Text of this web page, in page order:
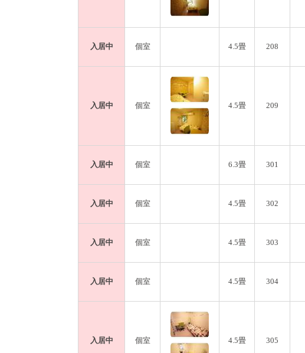
入居中 個室 4.5畳 208
入居中 個室 4.5畳 209
入居中 個室 6.3畳 301
入居中 個室 4.5畳 302
入居中 個室 4.5畳 303
入居中 個室 4.5畳 304
入居中 個室 4.5畳 305